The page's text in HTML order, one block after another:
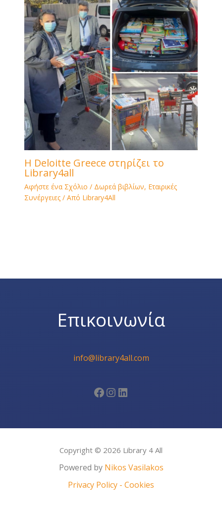
H Deloitte Greece στηρίζει το
Library4all
Αφήστε ένα Σχόλιο / Δωρεά βιβλίων, Εταιρικές
Συνέργειες/ Από Library4All
Επικοινωνία
info@library4all.com
Facebook
Instagram
Linkedin
Copyright © 2026 Library 4 All
Powered by Nikos Vasilakos
Privacy Policy - Cookies